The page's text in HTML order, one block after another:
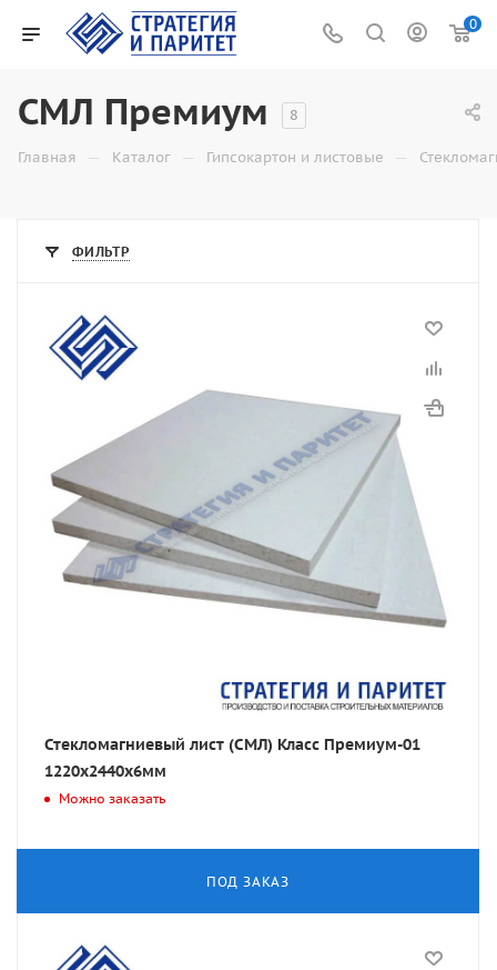
0
СМЛ Премиум 8
Главная — Каталог — Гипсокартон и листовые —
ФИЛЬТР
Стекломагниевый лист (СМЛ) Класс Премиум-01
1220х2440х6мм
Можно заказать
ПОД ЗАКАЗ